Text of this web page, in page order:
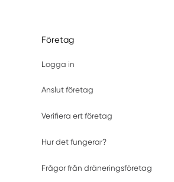
Företag
Logga in
Anslut företag
Verifiera ert företag
Hur det fungerar?
Frågor från dräneringsföretag